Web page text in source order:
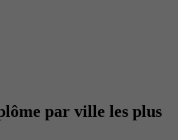
par ville les plus